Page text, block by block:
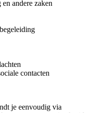
andere zaken
contacten
je eenvoudig via